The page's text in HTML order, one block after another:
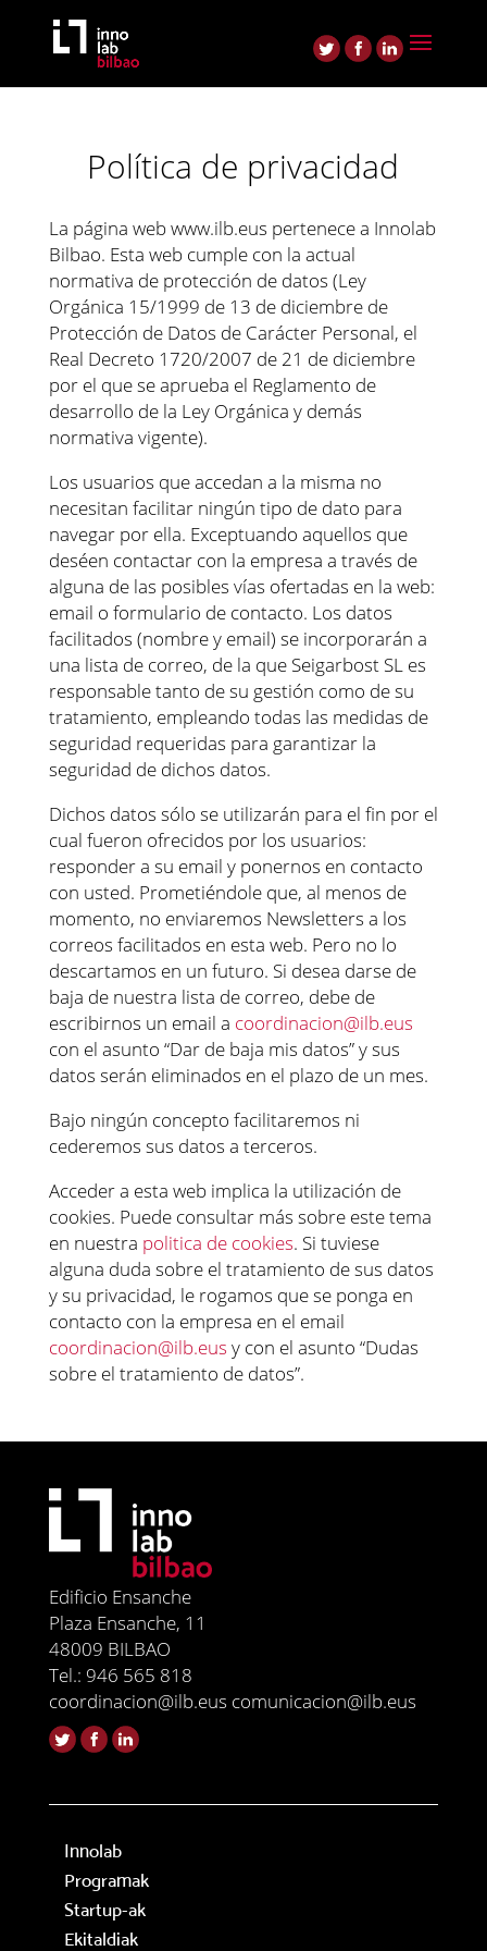
Política de privacidad
La página web www.ilb.eus pertenece a Innolab
Bilbao. Esta web cumple con la actual
normativa de protección de datos (Ley
Orgánica 15/1999 de 13 de diciembre de
Protección de Datos de Carácter Personal, el
Real Decreto 1720/2007 de 21 de diciembre
por el que se aprueba el Reglamento de
desarrollo de la Ley Orgánica y demás
normativa vigente).
Los usuarios que accedan a la misma no
necesitan facilitar ningún tipo de dato para
navegar por ella. Exceptuando aquellos que
deséen contactar con la empresa a través de
alguna de las posibles vías ofertadas en la web:
email o formulario de contacto. Los datos
facilitados (nombre y email) se incorporarán a
una lista de correo, de la que Seigarbost SL es
responsable tanto de su gestión como de su
tratamiento, empleando todas las medidas de
seguridad requeridas para garantizar la
seguridad de dichos datos.
Dichos datos sólo se utilizarán para el fin por el
cual fueron ofrecidos por los usuarios:
responder a su email y ponernos en contacto
con usted. Prometiéndole que, al menos de
momento, no enviaremos Newsletters a los
correos facilitados en esta web. Pero no lo
descartamos en un futuro. Si desea darse de
baja de nuestra lista de correo, debe de
escribirnos un email a coordinacion@ilb.eus
con el asunto “Dar de baja mis datos” y sus
datos serán eliminados en el plazo de un mes.
Bajo ningún concepto facilitaremos ni
cederemos sus datos a terceros.
Acceder a esta web implica la utilización de
cookies. Puede consultar más sobre este tema
en nuestra politica de cookies. Si tuviese
alguna duda sobre el tratamiento de sus datos
y su privacidad, le rogamos que se ponga en
contacto con la empresa en el email
coordinacion@ilb.eus y con el asunto “Dudas
sobre el tratamiento de datos”.
Edificio Ensanche
Plaza Ensanche, 11
48009 BILBAO
Tel.: 946 565 818
coordinacion@ilb.eus comunicacion@ilb.eus
Innolab
Programak
Startup-ak
Ekitaldiak